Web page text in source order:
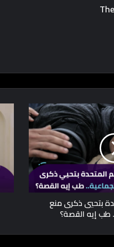
بتحيي ذكرى منع
طب إيه القصة؟